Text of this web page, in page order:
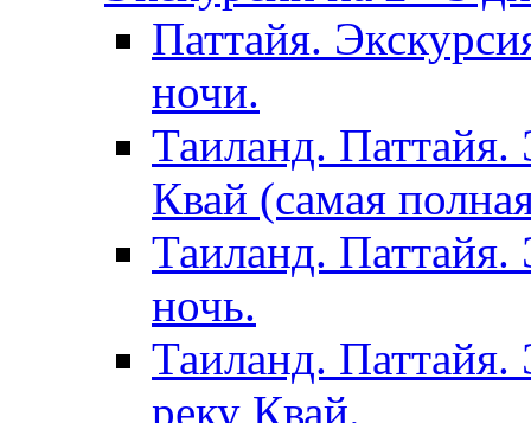
Паттайя.
ночи.
Таиланд. Паттайя.
Квай (самая
Таиланд.
ночь.
Таиланд. Паттайя.
реку Квай.